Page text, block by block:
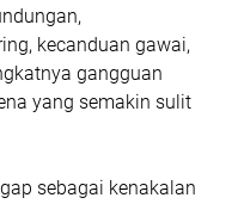
kecanduan gawai,
gangguan
yang semakin sulit
sebagai kenakalan